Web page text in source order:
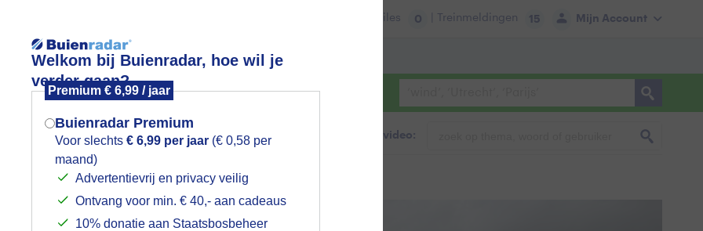
Welkom bij Buienradar, hoe wil je
verder gaan?
Premium € 6,99 / jaar
Buienradar Premium
Voor slechts € 6,99 per jaar (€ 0,58 per
maand)
Advertentievrij en privacy veilig
Ontvang voor min. € 40,- aan cadeaus
10% donatie aan Staatsbosbeheer
Mijn Account
Files 0 | Treinmeldingen 15
Lees meer.
Foto en video Weerzine
Zoeken in foto & video:
in Harderwijk.
Mogen we je locatie gebruiken voor
het weer?